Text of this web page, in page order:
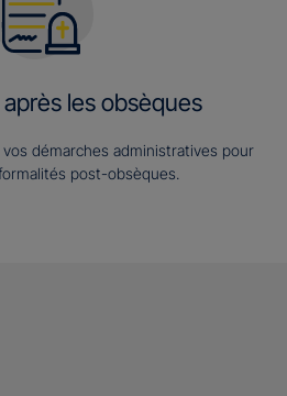
les obsèques
démarches administratives pour
post-obsèques.